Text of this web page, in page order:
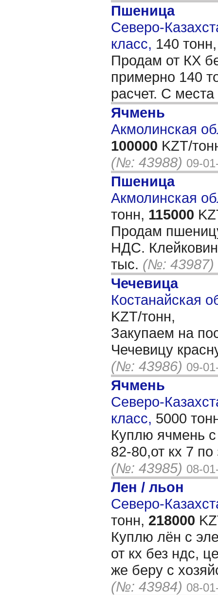
Пшеница
Северо-
класс, 140
Продам от КХ
примерно 140
расчет. С места
Ячмень
Акмолинская
100000 KZT/
(№: 43988) 09-
Пшеница
Акмолинская
тонн, 115000
Продам
НДС.
тыс. (№: 43987)
Чечевица
Костанайская
KZT/тонн,
Закупаем на
Чечевицу
(№: 43986) 09-
Ячмень
Северо-
класс, 5000
Куплю ячмень с
82-80,от кх 7
(№: 43985) 08-
Лен / льон
Северо-
тонн, 218000
Куплю лён с
от кх без ндс,
же беру с
(№: 43984) 08-